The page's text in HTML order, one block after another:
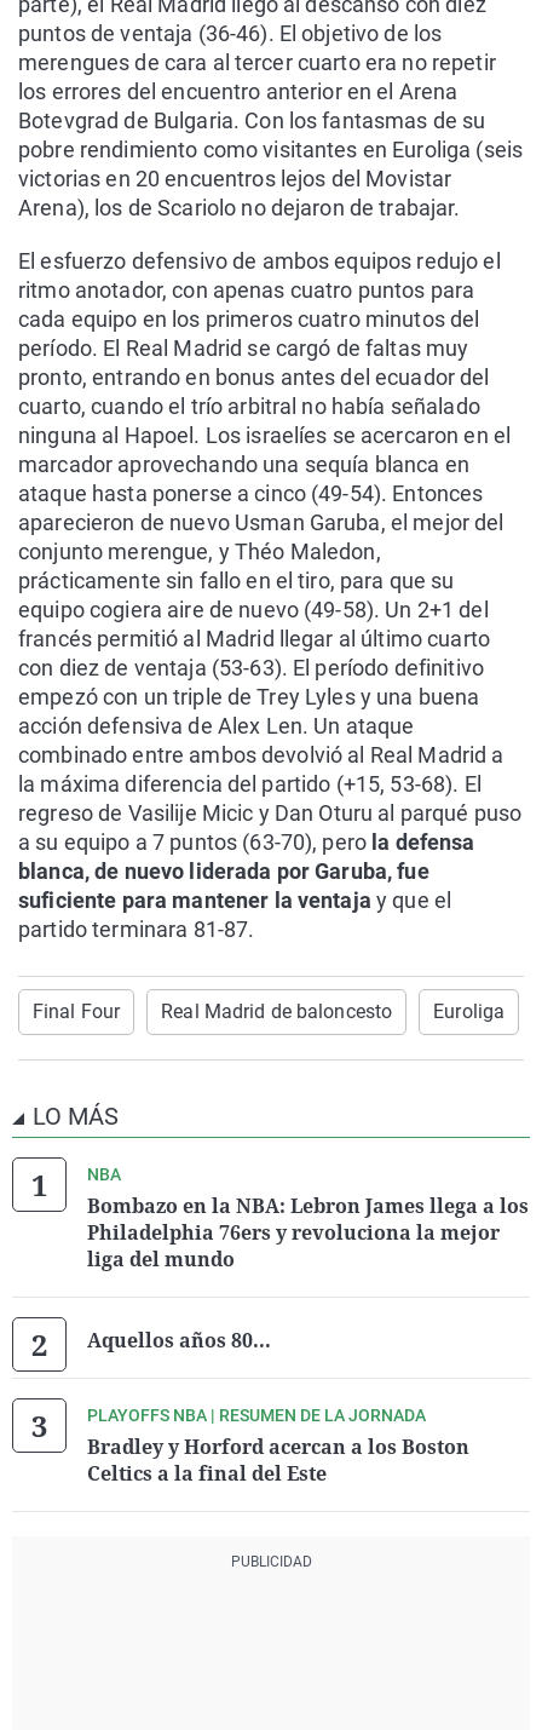
puntos de ventaja (36-46). El objetivo de los
merengues de cara al tercer cuarto era no repetir
los errores del encuentro anterior en el Arena
Botevgrad de Bulgaria. Con los fantasmas de su
pobre rendimiento como visitantes en Euroliga (seis
victorias en 20 encuentros lejos del Movistar
Arena), los de Scariolo no dejaron de trabajar.
El esfuerzo defensivo de ambos equipos redujo el
ritmo anotador, con apenas cuatro puntos para
cada equipo en los primeros cuatro minutos del
período. El Real Madrid se cargó de faltas muy
pronto, entrando en bonus antes del ecuador del
cuarto, cuando el trío arbitral no había señalado
ninguna al Hapoel. Los israelíes se acercaron en el
marcador aprovechando una sequía blanca en
ataque hasta ponerse a cinco (49-54). Entonces
aparecieron de nuevo Usman Garuba, el mejor del
conjunto merengue, y Théo Maledon,
prácticamente sin fallo en el tiro, para que su
equipo cogiera aire de nuevo (49-58). Un 2+1 del
francés permitió al Madrid llegar al último cuarto
con diez de ventaja (53-63). El período definitivo
empezó con un triple de Trey Lyles y una buena
acción defensiva de Alex Len. Un ataque
combinado entre ambos devolvió al Real Madrid a
la máxima diferencia del partido (+15, 53-68). El
regreso de Vasilije Micic y Dan Oturu al parqué puso
a su equipo a 7 puntos (63-70), pero la defensa
blanca, de nuevo liderada por Garuba, fue
suficiente para mantener la ventaja y que el
partido terminara 81-87.
Final Four Real Madrid de baloncesto Euroliga
LO MÁS
NBA
Bombazo en la NBA: Lebron James llega a los
Philadelphia 76ers y revoluciona la mejor
liga del mundo
Aquellos años 80...
PLAYOFFS NBA | RESUMEN DE LA JORNADA
Bradley y Horford acercan a los Boston
Celtics a la final del Este